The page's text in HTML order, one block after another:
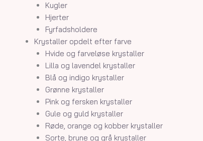
Kugler
Hjerter
Fyrfadsholdere
Krystaller opdelt efter farve
Hvide og farveløse krystaller
Lilla og lavendel krystaller
Blå og indigo krystaller
Grønne krystaller
Pink og fersken krystaller
Gule og guld krystaller
Røde, orange og kobber krystaller
Sorte, brune og grå krystaller